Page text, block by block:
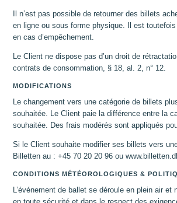
Il n’est pas possible de retourner des billets
en ligne ou sous forme physique. Il est
en cas d’empêchement.
Le Client ne dispose pas d’un droit de
contrats de consommation, § 18, al. 2, n° 12.
MODIFICATIONS
Le changement vers une catégorie de billets
souhaitée. Le Client paie la différence entre la
souhaitée. Des frais modérés sont appliqués
Si le Client souhaite modifier ses billets vers
Billetten au : +45 70 20 20 96 ou
CONDITIONS MÉTÉOROLOGIQUES &
L’événement de ballet se déroule en plein air